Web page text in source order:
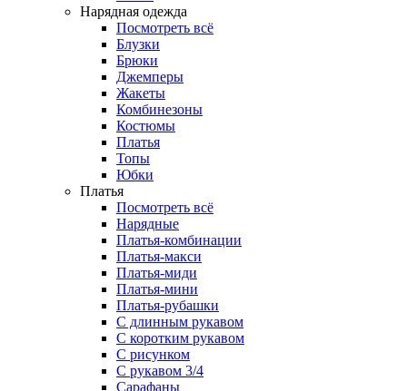
Нарядная одежда
Посмотреть всё
Блузки
Брюки
Джемперы
Жакеты
Комбинезоны
Костюмы
Платья
Топы
Юбки
Платья
Посмотреть всё
Нарядные
Платья-комбинации
Платья-макси
Платья-миди
Платья-мини
Платья-рубашки
С длинным рукавом
С коротким рукавом
С рисунком
С рукавом 3/4
Сарафаны